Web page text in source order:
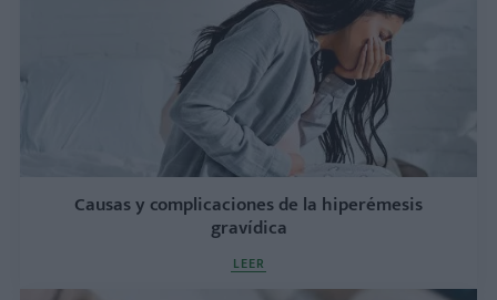
Causas y complicaciones de la hiperémesis
gravídica
LEER